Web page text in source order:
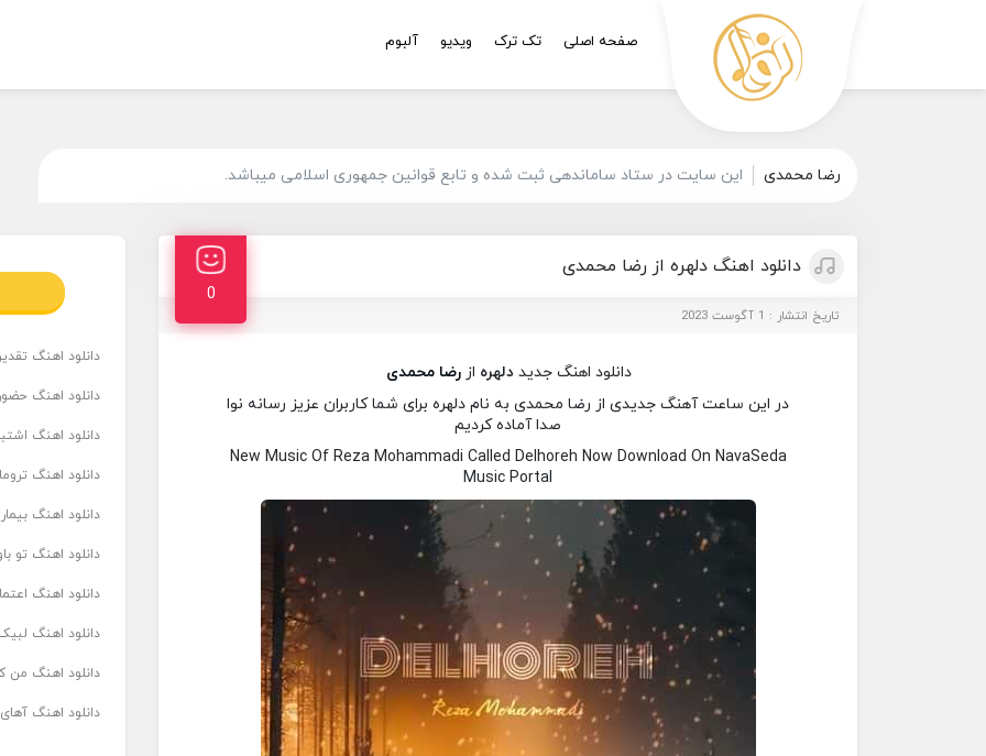
صفحه اصلی تک ترک ویدیو آلبوم
رضا محمدی این سایت در ستاد ساماندهی ثبت شده و تابع قوانین جمهوری اسلامی میباشد.
دانلود اهنگ دلهره از رضا محمدی
0
تاریخ انتشار : 1 آگوست 2023
دانلود اهنگ جدید دلهره از رضا محمدی
در این ساعت آهنگ جدیدی از رضا محمدی به نام دلهره برای شما کاربران عزیز رسانه نوا
صدا آماده کردیم
New Music Of Reza Mohammadi Called Delhoreh Now Download On NavaSeda
Music Portal
دانلود اهنگ
دانلود اهنگ
دانلود اهنگ
دانلود اهنگ
دانلود اهنگ
دانلود اهنگ تو
دانلود اهنگ
دانلود اهنگ
دانلود اهنگ من
دانلود اهنگ